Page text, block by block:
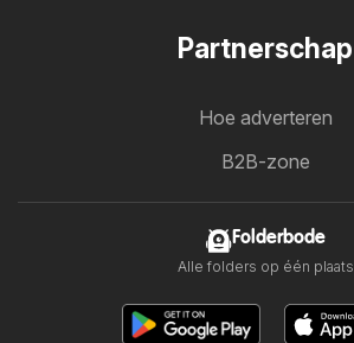
Partnerschap
Hoe adverteren
B2B-zone
Folderbode
Alle folders op één plaats